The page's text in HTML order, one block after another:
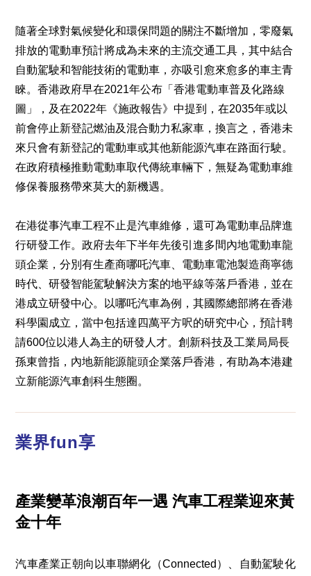
隨著全球對氣候變化和環保問題的關注不斷增加，零廢氣
排放的電動車預計將成為未來的主流交通工具，其中結合
自動駕駛和智能技術的電動車，亦吸引愈來愈多的車主青
睞。香港政府早在2021年公布「香港電動車普及化路線
圖」，及在2022年《施政報告》中提到，在2035年或以
前會停止新登記燃油及混合動力私家車，換言之，香港未
來只會有新登記的電動車或其他新能源汽車在路面行駛。
在政府積極推動電動車取代傳統車輛下，無疑為電動車維
修保養服務帶來莫大的新機遇。
在港從事汽車工程不止是汽車維修，還可為電動車品牌進
行研發工作。政府去年下半年先後引進多間內地電動車龍
頭企業，分別有生產商哪吒汽車、電動車電池製造商寧德
時代、研發智能駕駛解決方案的地平線等落戶香港，並在
港成立研發中心。以哪吒汽車為例，其國際總部將在香港
科學園成立，當中包括達四萬平方呎的研究中心，預計聘
請600位以港人為主的研發人才。創新科技及工業局局長
孫東曾指，內地新能源龍頭企業落戶香港，有助為本港建
立新能源汽車創科生態圈。
業界fun享
產業變革浪潮百年一遇汽車工程業迎來黃
金十年
汽車產業正朝向以車聯網化（Connected）、自動駕駛化